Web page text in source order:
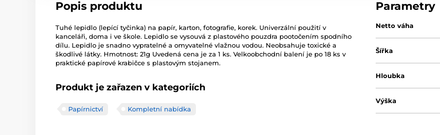
Popis produktu
Tuhé lepidlo (lepící tyčinka) na papír, karton, fotografie, korek. Univerzální použití v
kanceláři, doma i ve škole. Lepidlo se vysouvá z plastového pouzdra pootočením spodního
dílu. Lepidlo je snadno vypratelné a omyvatelné vlažnou vodou. Neobsahuje toxické a
škodlivé látky. Hmotnost: 21g Uvedená cena je za 1 ks. Velkoobchodní balení je po 18 ks v
praktické papírové krabičce s plastovým stojanem.
Produkt je zařazen v kategoriích
Papírnictví Kompletní nabídka
Parametry
Netto váha
Šířka
Hloubka
Výška